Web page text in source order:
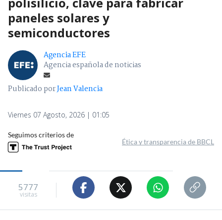
paneles solares y
semiconductores
Agencia EFE
Agencia española de noticias
Publicado porJean Valencia
Viernes 07 Agosto, 2026 | 01:05
Seguimos criterios de
Ética y transparencia de BBCL
5777
visitas